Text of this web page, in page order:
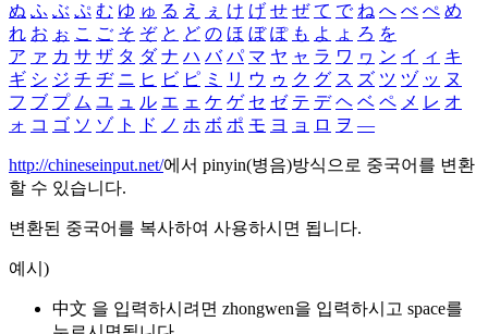
ぬ ふ ぶ ぷ む ゆ ゅ る え ぇ け げ せ ぜ て で ね へ べ ぺ め
れ お ぉ こ ご そ ぞ と ど の ほ ぼ ぽ も よ ょ ろ を
ア ァ カ サ ザ タ ダ ナ ハ バ パ マ ヤ ャ ラ ワ ヮ ン イ ィ キ
ギ シ ジ チ ヂ ニ ヒ ビ ピ ミ リ ウ ゥ ク グ ス ズ ツ ヅ ッ ヌ
フ ブ プ ム ユ ュ ル エ ェ ケ ゲ セ ゼ テ デ ヘ ベ ペ メ レ オ
ォ コ ゴ ソ ゾ ト ド ノ ホ ボ ポ モ ヨ ョ ロ ヲ ―
http://chineseinput.net/에서 pinyin(병음)방식으로 중국어를 변환
할 수 있습니다.
변환된 중국어를 복사하여 사용하시면 됩니다.
예시)
中文 을 입력하시려면 zhongwen을 입력하시고 space를